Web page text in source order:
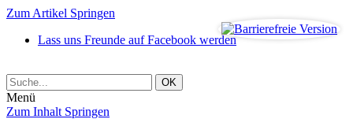
Zum Artikel Springen
Lass uns Freunde auf Facebook werden
Menü
Zum Inhalt Springen